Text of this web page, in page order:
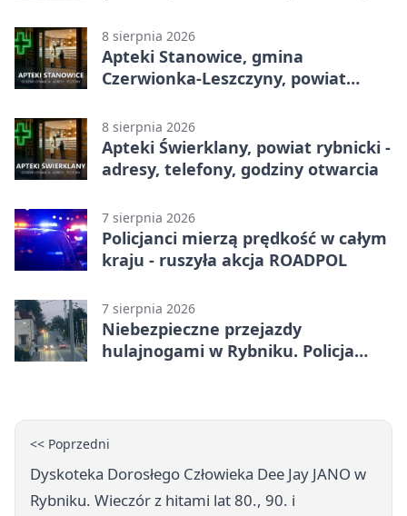
8 sierpnia 2026
Apteki Stanowice, gmina
Czerwionka-Leszczyny, powiat
otwarcia
8 sierpnia 2026
Apteki Świerklany, powiat rybnicki -
adresy, telefony, godziny otwarcia
7 sierpnia 2026
Policjanci mierzą prędkość w całym
kraju - ruszyła akcja ROADPOL
7 sierpnia 2026
Niebezpieczne przejazdy
hulajnogami w Rybniku. Policja
<< Poprzedni
Dyskoteka Dorosłego Człowieka Dee Jay JANO w
Rybniku. Wieczór z hitami lat 80., 90. i